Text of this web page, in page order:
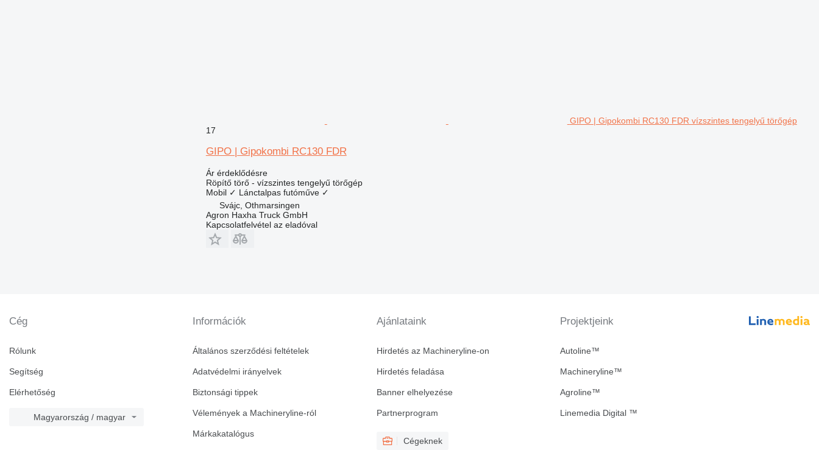
GIPO | Gipokombi RC130 FDR vízszintes tengelyű törőgép
17
GIPO | Gipokombi RC130 FDR
Ár érdeklődésre
Röpítő törő - vízszintes tengelyű törőgép
Mobil ✓ Lánctalpas futóműve ✓
Svájc, Othmarsingen
Agron Haxha Truck GmbH
Kapcsolatfelvétel az eladóval
Cég
Rólunk
Segítség
Elérhetőség
Magyarország / magyar
Információk
Általános szerződési feltételek
Adatvédelmi irányelvek
Biztonsági tippek
Vélemények a Machineryline-ról
Márkakatalógus
Ajánlataink
Hirdetés az Machineryline-on
Hirdetés feladása
Banner elhelyezése
Partnerprogram
Cégeknek
Projektjeink
Autoline™
Machineryline™
Agroline™
Linemedia Digital ™